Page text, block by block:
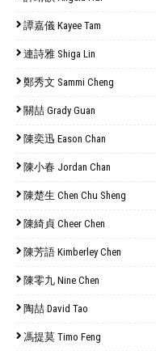
譚嘉儀 Kayee Tam
連詩雅 Shiga Lin
鄭秀文 Sammi Cheng
關喆 Grady Guan
陳奕迅 Eason Chan
陳小春 Jordan Chan
陳楚生 Chen Chu Sheng
陳綺貞 Cheer Chen
陳芳語 Kimberley Chen
陳零九 Nine Chen
陶喆 David Tao
馮提莫 Timo Feng